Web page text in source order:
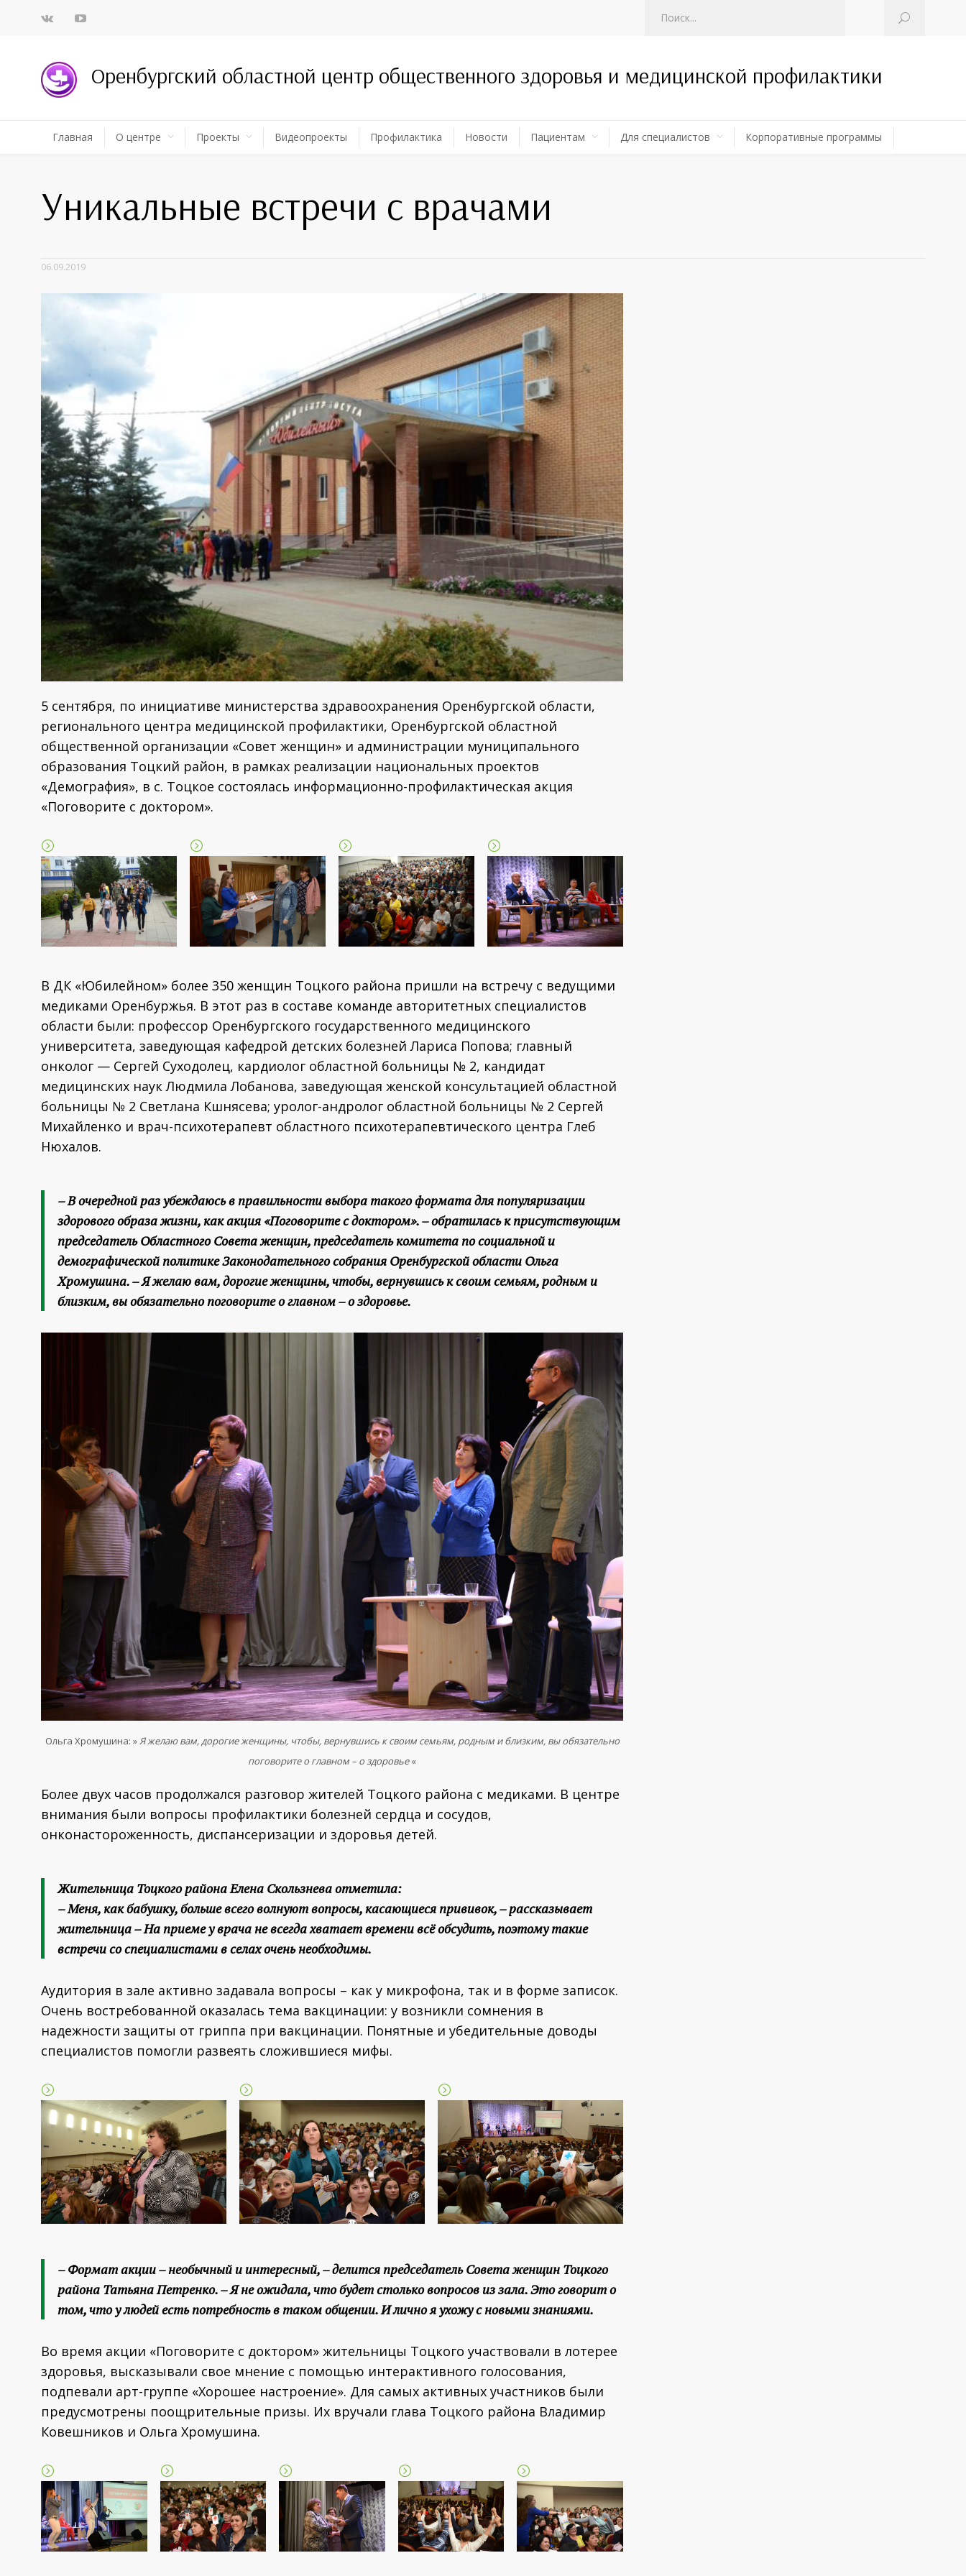
Оренбургский областной центр общественного здоровья и медицинской профилактики
Главная О центре Проекты Видеопроекты Профилактика Новости Пациентам Для специалистов Корпоративные программы
Уникальные встречи с врачами
06.09.2019
5 сентября, по инициативе министерства здравоохранения Оренбургской области,
регионального центра медицинской профилактики, Оренбургской областной
общественной организации «Совет женщин» и администрации муниципального
образования Тоцкий район, в рамках реализации национальных проектов
«Демография», в с. Тоцкое состоялась информационно-профилактическая акция
«Поговорите с доктором».
В ДК «Юбилейном» более 350 женщин Тоцкого района пришли на встречу с ведущими
медиками Оренбуржья. В этот раз в составе команде авторитетных специалистов
области были: профессор Оренбургского государственного медицинского
университета, заведующая кафедрой детских болезней Лариса Попова; главный
онколог — Сергей Суходолец, кардиолог областной больницы № 2, кандидат
медицинских наук Людмила Лобанова, заведующая женской консультацией областной
больницы № 2 Светлана Кшнясева; уролог-андролог областной больницы № 2 Сергей
Михайленко и врач-психотерапевт областного психотерапевтического центра Глеб
Нюхалов.
– В очередной раз убеждаюсь в правильности выбора такого формата для популяризации
здорового образа жизни, как акция «Поговорите с доктором». – обратилась к присутствующим
председатель Областного Совета женщин, председатель комитета по социальной и
демографической политике Законодательного собрания Оренбургской области Ольга
Хромушина. – Я желаю вам, дорогие женщины, чтобы, вернувшись к своим семьям, родным и
близким, вы обязательно поговорите о главном – о здоровье.
Ольга Хромушина: »Я желаю вам, дорогие женщины, чтобы, вернувшись к своим семьям, родным и близким, вы обязательно
поговорите о главном – о здоровье«
Более двух часов продолжался разговор жителей Тоцкого района с медиками. В центре
внимания были вопросы профилактики болезней сердца и сосудов,
онконастороженность, диспансеризации и здоровья детей.
Жительница Тоцкого района Елена Скользнева отметила:
– Меня, как бабушку, больше всего волнуют вопросы, касающиеся прививок, – рассказывает
жительница – На приеме у врача не всегда хватает времени всё обсудить, поэтому такие
встречи со специалистами в селах очень необходимы.
Аудитория в зале активно задавала вопросы – как у микрофона, так и в форме записок.
Очень востребованной оказалась тема вакцинации: у возникли сомнения в
надежности защиты от гриппа при вакцинации. Понятные и убедительные доводы
специалистов помогли развеять сложившиеся мифы.
– Формат акции – необычный и интересный, – делится председатель Совета женщин Тоцкого
района Татьяна Петренко. – Я не ожидала, что будет столько вопросов из зала. Это говорит о
том, что у людей есть потребность в таком общении. И лично я ухожу с новыми знаниями.
Во время акции «Поговорите с доктором» жительницы Тоцкого участвовали в лотерее
здоровья, высказывали свое мнение с помощью интерактивного голосования,
подпевали арт-группе «Хорошее настроение». Для самых активных участников были
предусмотрены поощрительные призы. Их вручали глава Тоцкого района Владимир
Ковешников и Ольга Хромушина.